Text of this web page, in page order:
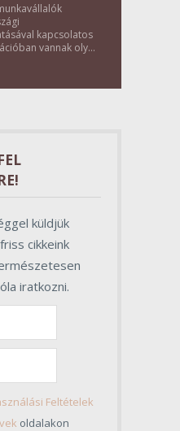
kapcsolatos
vannak olyan
küldjük
cikkeink
iratkozni.
Feltételek
oldalakon